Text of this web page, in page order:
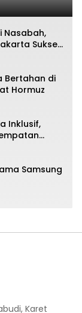
Nasabah,
Sukses
2026
Bertahan di
Hormuz
Inklusif,
Samsung
Karet